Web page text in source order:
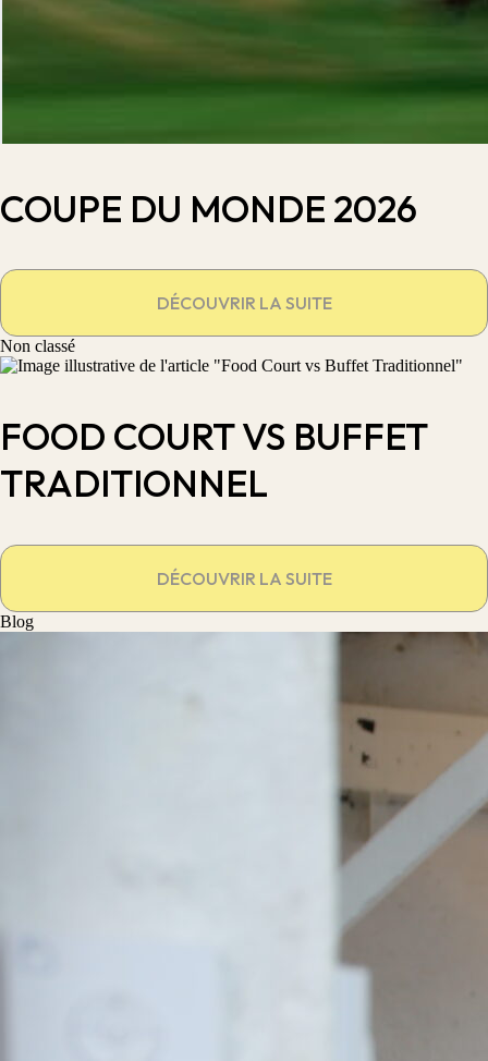
COUPE DU MONDE 2026
DÉCOUVRIR LA SUITE
Non classé
FOOD COURT VS BUFFET
TRADITIONNEL
DÉCOUVRIR LA SUITE
Blog